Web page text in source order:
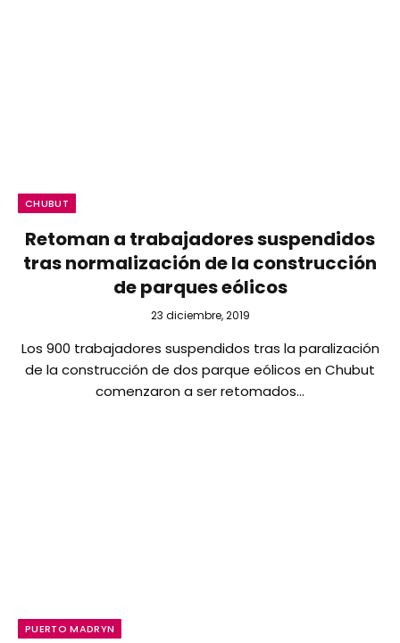
CHUBUT
Retoman a trabajadores suspendidos
tras normalización de la construcción
de parques eólicos
23 diciembre, 2019
Los 900 trabajadores suspendidos tras la paralización
de la construcción de dos parque eólicos en Chubut
comenzaron a ser retomados…
PUERTO MADRYN